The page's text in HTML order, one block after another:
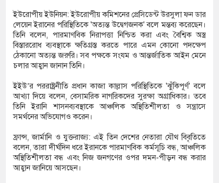
ইউরোপীয় ইউনিয়ন: ইউরোপীয় কমিশনের প্রেসিডেন্ট উরসুলা ফন ডার
লেয়েন ইরানের পরিস্থিতিকে 'অত্যন্ত উদ্বেগজনক' বলে মন্তব্য করেছেন।
তিনি বলেন, পারমাণবিক নিরাপত্তা নিশ্চিত করা এবং বৈশ্বিক অস্ত্র
বিস্তাররোধ ব্যবস্থাকে ক্ষতিগ্রস্ত করতে পারে এমন কোনো পদক্ষেপ
ঠেকানো অত্যন্ত জরুরি। সব পক্ষকে সংযম ও আন্তর্জাতিক আইন মেনে
চলার আহ্বান জানান তিনি।
ইইউ’র পররাষ্ট্রনীতি প্রধান কাজা কাল্লাস পরিস্থিতিকে 'ঝুঁকিপূর্ণ' বলে
আখ্যা দিয়ে বলেন, বেসামরিক নাগরিকদের সুরক্ষা অগ্রাধিকার। তবে
তিনি ইরানি শাসনব্যবস্থাকে আঞ্চলিক অস্থিতিশীলতা ও সন্ত্রাসে
সমর্থনের অভিযোগও করেন।
ফ্রান্স, জার্মানি ও যুক্তরাজ্য: এই তিন দেশের নেতারা যৌথ বিবৃতিতে
বলেন, তারা দীর্ঘদিন ধরে ইরানকে পারমাণবিক কর্মসূচি বন্ধ, আঞ্চলিক
অস্থিতিশীলতা বন্ধ এবং নিজ জনগণের ওপর দমন-পীড়ন বন্ধ করার
আহ্বান জানিয়ে আসছেন।